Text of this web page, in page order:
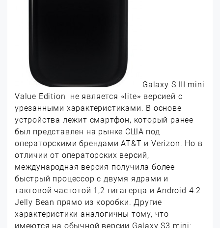
Galaxy S III mini
Value Edition не является «lite» версией с
урезанными характеристиками. В основе
устройства лежит смартфон, который ранее
был представлен на рынке США под
операторскими брендами AT&T и Verizon. Но в
отличии от операторских версий,
международная версия получила более
быстрый процессор с двумя ядрами и
тактовой частотой 1,2 гигагерца и Android 4.2
Jelly Bean прямо из коробки. Другие
характеристики аналогичны тому, что
имеются на обычной версии Galaxy S3 mini: